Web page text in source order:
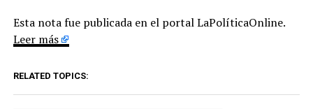
Esta nota fue publicada en el portal LaPolíticaOnline.
Leer más
RELATED TOPICS: